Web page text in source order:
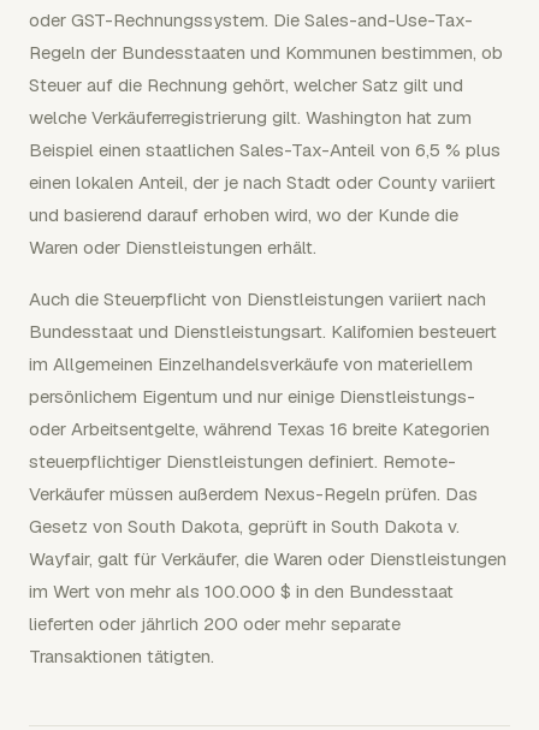
oder GST-Rechnungssystem. Die Sales-and-Use-Tax-
Regeln der Bundesstaaten und Kommunen bestimmen, ob
Steuer auf die Rechnung gehört, welcher Satz gilt und
welche Verkäuferregistrierung gilt. Washington hat zum
Beispiel einen staatlichen Sales-Tax-Anteil von 6,5 % plus
einen lokalen Anteil, der je nach Stadt oder County variiert
und basierend darauf erhoben wird, wo der Kunde die
Waren oder Dienstleistungen erhält.
Auch die Steuerpflicht von Dienstleistungen variiert nach
Bundesstaat und Dienstleistungsart. Kalifornien besteuert
im Allgemeinen Einzelhandelsverkäufe von materiellem
persönlichem Eigentum und nur einige Dienstleistungs-
oder Arbeitsentgelte, während Texas 16 breite Kategorien
steuerpflichtiger Dienstleistungen definiert. Remote-
Verkäufer müssen außerdem Nexus-Regeln prüfen. Das
Gesetz von South Dakota, geprüft in South Dakota v.
Wayfair, galt für Verkäufer, die Waren oder Dienstleistungen
im Wert von mehr als 100.000 $ in den Bundesstaat
lieferten oder jährlich 200 oder mehr separate
Transaktionen tätigten.